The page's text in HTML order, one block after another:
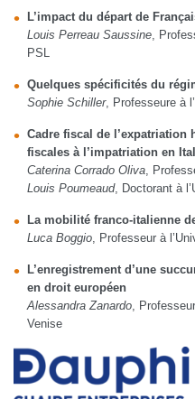
L’impact du départ de
Louis Perreau Saussine ,
PSL
Quelques spécificités du
Sophie Schiller, Professeure à
Cadre fiscal de l’expatriation
fiscales à l’impatriation en
Caterina Corrado Oliva ,
Louis Poumeaud, Doctorant à
La mobilité franco-italienne
Luca Boggio , Professeur à
L’enregistrement d’une
en droit européen
Alessandra Zanardo ,
Venise